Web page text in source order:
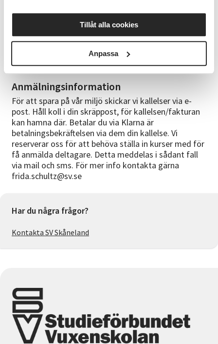
Tillåt alla cookies
Anpassa
Du behöver inga förkunskaper för att gå den här
kursen. Grundläggande kökskunskaper är användbar
bli smutsiga är att rekommendera. Det tillkommer
en kostnad för inköp av råvaror. Detta swishas direkt
till ledare Vincent under kursen. Ca 250 kr.
Anmälningsinformation
För att spara på vår miljö skickar vi kallelser via e-
post. Håll koll i din skräppost, för kallelsen/fakturan
kan hamna där. Betalar du via Klarna är
betalningsbekräftelsen via dem din kallelse. Vi
reserverar oss för att behöva ställa in kurser med för
få anmälda deltagare. Detta meddelas i sådant fall
via mail och sms. För mer info kontakta gärna
frida.schultz@sv.se
Har du några frågor?
Kontakta SV Skåneland